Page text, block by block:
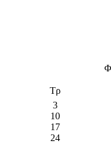
Τρ
3
10
17
24